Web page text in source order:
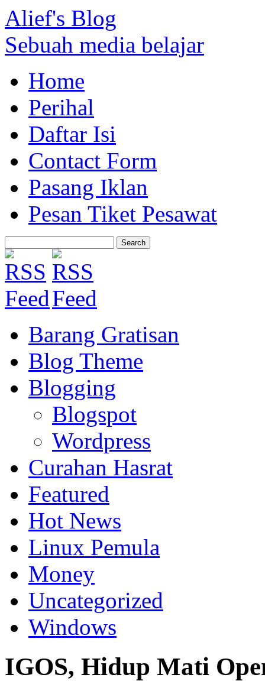
Alief's Blog
Sebuah media belajar
Home
Perihal
Daftar Isi
Contact Form
Pasang Iklan
Pesan Tiket Pesawat
Barang Gratisan
Blog Theme
Blogging
Blogspot
Wordpress
Curahan Hasrat
Featured
Hot News
Linux Pemula
Money
Uncategorized
Windows
IGOS, Hidup Mati